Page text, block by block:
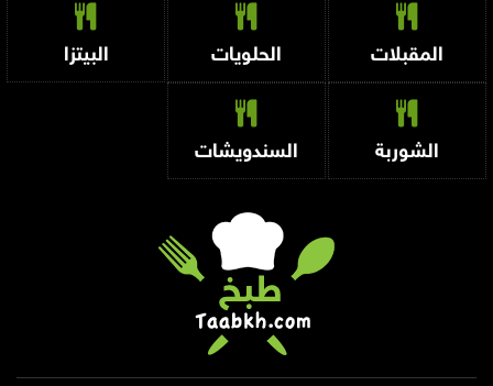
المقبلات الحلويات البيتزا
الشوربة السندويشات